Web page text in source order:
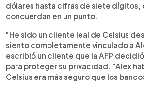
dólares hasta cifras de siete dígitos,
concuerdan en un punto.
"He sido un cliente leal de Celsius
siento completamente vinculado a
escribió un cliente que la AFP
para proteger su privacidad. "Alex
Celsius era más seguro que los